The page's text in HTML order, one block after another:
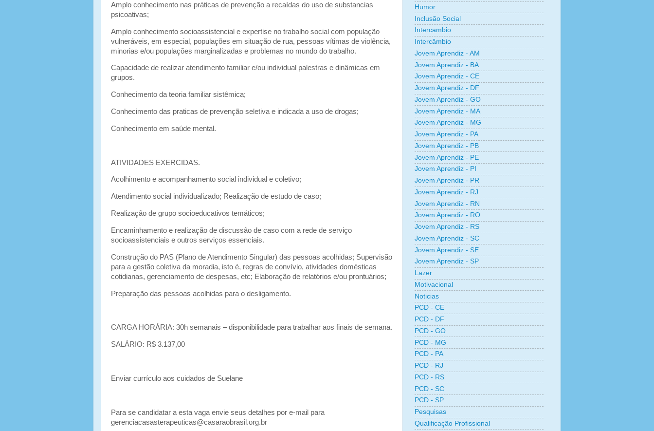
Amplo conhecimento nas práticas de prevenção a recaídas do uso de substancias
psicoativas;
Amplo conhecimento socioassistencial e expertise no trabalho social com população
vulneráveis, em especial, populações em situação de rua, pessoas vítimas de violência,
minorias e/ou populações marginalizadas e problemas no mundo do trabalho.
Capacidade de realizar atendimento familiar e/ou individual palestras e dinâmicas em
grupos.
Conhecimento da teoria familiar sistêmica;
Conhecimento das praticas de prevenção seletiva e indicada a uso de drogas;
Conhecimento em saúde mental.
ATIVIDADES EXERCIDAS.
Acolhimento e acompanhamento social individual e coletivo;
Atendimento social individualizado; Realização de estudo de caso;
Realização de grupo socioeducativos temáticos;
Encaminhamento e realização de discussão de caso com a rede de serviço
socioassistenciais e outros serviços essenciais.
Construção do PAS (Plano de Atendimento Singular) das pessoas acolhidas; Supervisão
para a gestão coletiva da moradia, isto é, regras de convívio, atividades domésticas
cotidianas, gerenciamento de despesas, etc; Elaboração de relatórios e/ou prontuários;
Preparação das pessoas acolhidas para o desligamento.
CARGA HORÁRIA: 30h semanais – disponibilidade para trabalhar aos finais de semana.
SALÁRIO: R$ 3.137,00
Enviar currículo aos cuidados de Suelane
Para se candidatar a esta vaga envie seus detalhes por e-mail para
gerenciacasasterapeuticas@casaraobrasil.org.br
Humor
Inclusão Social
Intercambio
Intercâmbio
Jovem Aprendiz - AM
Jovem Aprendiz - BA
Jovem Aprendiz - CE
Jovem Aprendiz - DF
Jovem Aprendiz - GO
Jovem Aprendiz - MA
Jovem Aprendiz - MG
Jovem Aprendiz - PA
Jovem Aprendiz - PB
Jovem Aprendiz - PE
Jovem Aprendiz - PI
Jovem Aprendiz - PR
Jovem Aprendiz - RJ
Jovem Aprendiz - RN
Jovem Aprendiz - RO
Jovem Aprendiz - RS
Jovem Aprendiz - SC
Jovem Aprendiz - SE
Jovem Aprendiz - SP
Lazer
Motivacional
Noticias
PCD - CE
PCD - DF
PCD - GO
PCD - MG
PCD - PA
PCD - RJ
PCD - RS
PCD - SC
PCD - SP
Pesquisas
Qualificação Profissional